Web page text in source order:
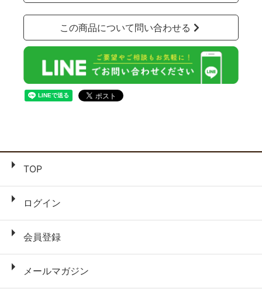
この商品について問い合わせる
TOP
ログイン
会員登録
メールマガジン